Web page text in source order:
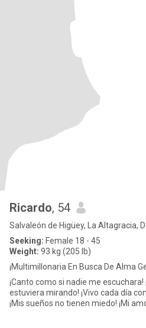
Ricardo, 54
Salvaleón de Higüey, La Altagracia,
Seeking: Female 18 - 45
Weight: 93 kg (205 lb)
¡Multimillonaria En Busca De Alma
¡Canto como si nadie me escuchara!
estuviera mirando! ¡Vivo cada día
¡Mis sueños no tienen miedo! ¡Mi